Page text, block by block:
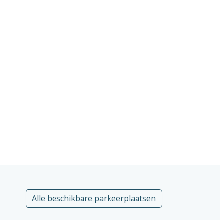
Alle beschikbare parkeerplaatsen